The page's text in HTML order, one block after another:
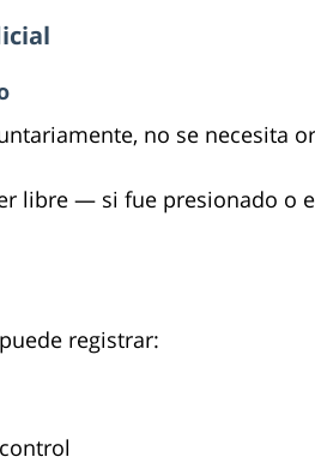
no se necesita
libre — si fue presionado o
registrar: